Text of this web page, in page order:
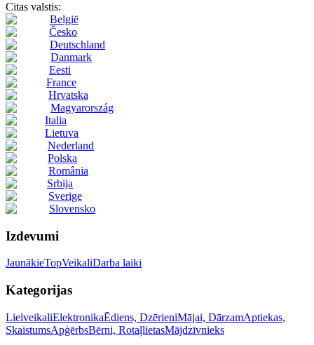
Citas valstis:
België
Česko
Deutschland
Danmark
Eesti
France
Hrvatska
Magyarország
Italia
Lietuva
Nederland
Polska
România
Srbija
Sverige
Slovensko
Izdevumi
JaunākieTopVeikaliDarba laiki
Kategorijas
LielveikaliElektronikaĒdiens, DzērieniMājai, DārzamAptiekas,
SkaistumsApģērbsBērni, RotaļlietasMājdzīvnieks